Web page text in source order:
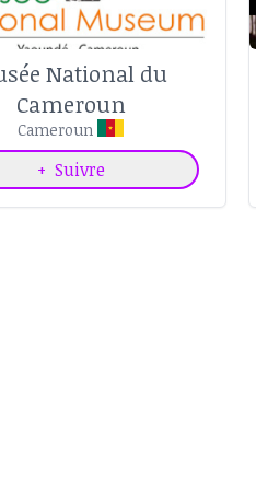
National du
Cameroun
Cameroun
+ Suivre